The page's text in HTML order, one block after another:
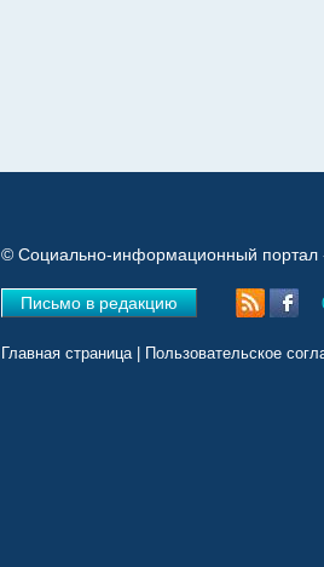
© Социально-информационный портал
Письмо в редакцию
Главная страница| Пользовательское